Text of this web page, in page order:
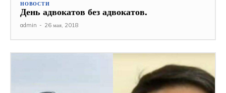
НОВОСТИ
День адвокатов без адвокатов.
admin - 26 мая, 2018